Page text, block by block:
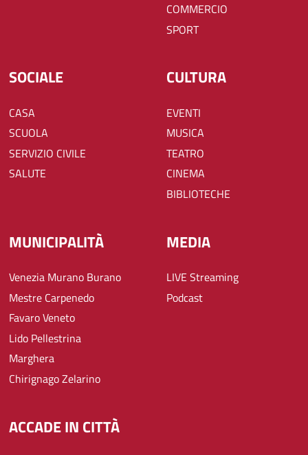
COMMERCIO
SPORT
SOCIALE
CASA
SCUOLA
SERVIZIO CIVILE
SALUTE
CULTURA
EVENTI
MUSICA
TEATRO
CINEMA
BIBLIOTECHE
MUNICIPALITÀ
Venezia Murano Burano
Mestre Carpenedo
Favaro Veneto
Lido Pellestrina
Marghera
Chirignago Zelarino
MEDIA
LIVE Streaming
Podcast
ACCADE IN CITTÀ